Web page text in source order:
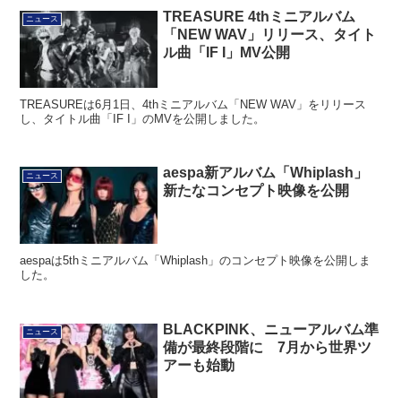
ニュース
TREASURE 4thミニアルバム
「NEW WAV」リリース、タイト
ル曲「IF I」MV公開
TREASUREは6月1日、4thミニアルバム「NEW WAV」をリリース
し、タイトル曲「IF I」のMVを公開しました。
ニュース
aespa新アルバム「Whiplash」
新たなコンセプト映像を公開
aespaは5thミニアルバム「Whiplash」のコンセプト映像を公開しま
した。
ニュース
BLACKPINK、ニューアルバム準
備が最終段階に 7月から世界ツ
アーも始動